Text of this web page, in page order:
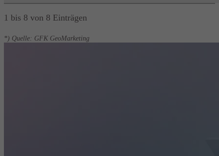
1 bis 8 von 8 Einträgen
*) Quelle: GFK GeoMarketing